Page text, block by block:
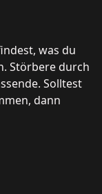
was du
Störbere durch
Solltest
dann